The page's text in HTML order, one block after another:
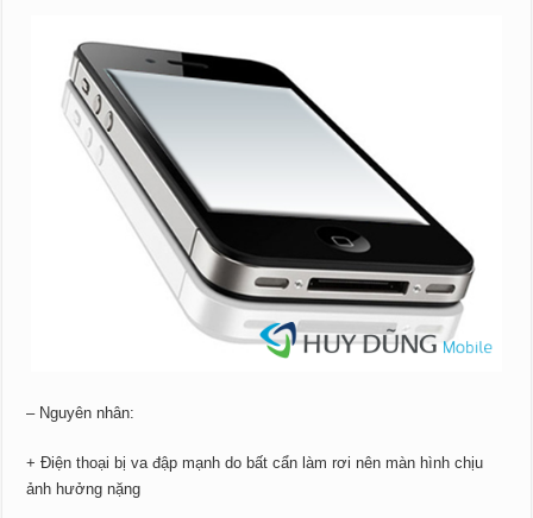
– Nguyên nhân:
+ Điện thoại bị va đập mạnh do bất cẩn làm rơi nên màn hình chịu
ảnh hưởng nặng